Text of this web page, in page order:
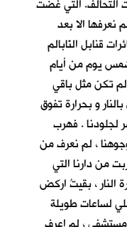
التحالف. التي غضت
نعرفها الا بعد
قنابل النّابالم
يوم من أيام
تكن مثل باقي
و بحرارة تفوق
لجلودنا . فهرب
، لم نعرف من
من دارنا التي
النار ، بقيتُ اركض
لساعات طويلة